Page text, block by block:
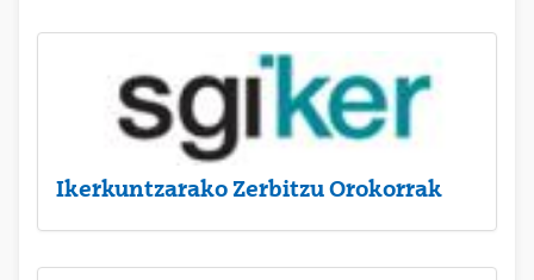
Ikerkuntzarako Zerbitzu Orokorrak